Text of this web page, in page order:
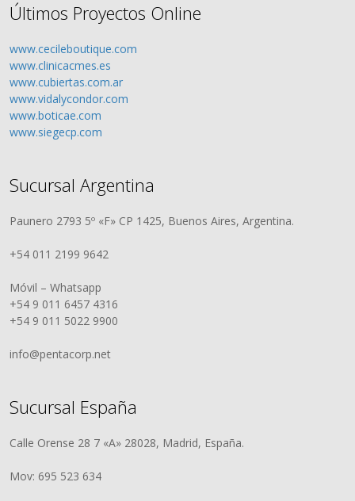
Últimos Proyectos Online
www.cecileboutique.com
www.clinicacmes.es
www.cubiertas.com.ar
www.vidalycondor.com
www.boticae.com
www.siegecp.com
Sucursal Argentina
Paunero 2793 5º «F» CP 1425, Buenos Aires, Argentina.
+54 011 2199 9642
Móvil – Whatsapp
+54 9 011 6457 4316
+54 9 011 5022 9900
info@pentacorp.net
Sucursal España
Calle Orense 28 7 «A» 28028, Madrid, España.
Mov: 695 523 634